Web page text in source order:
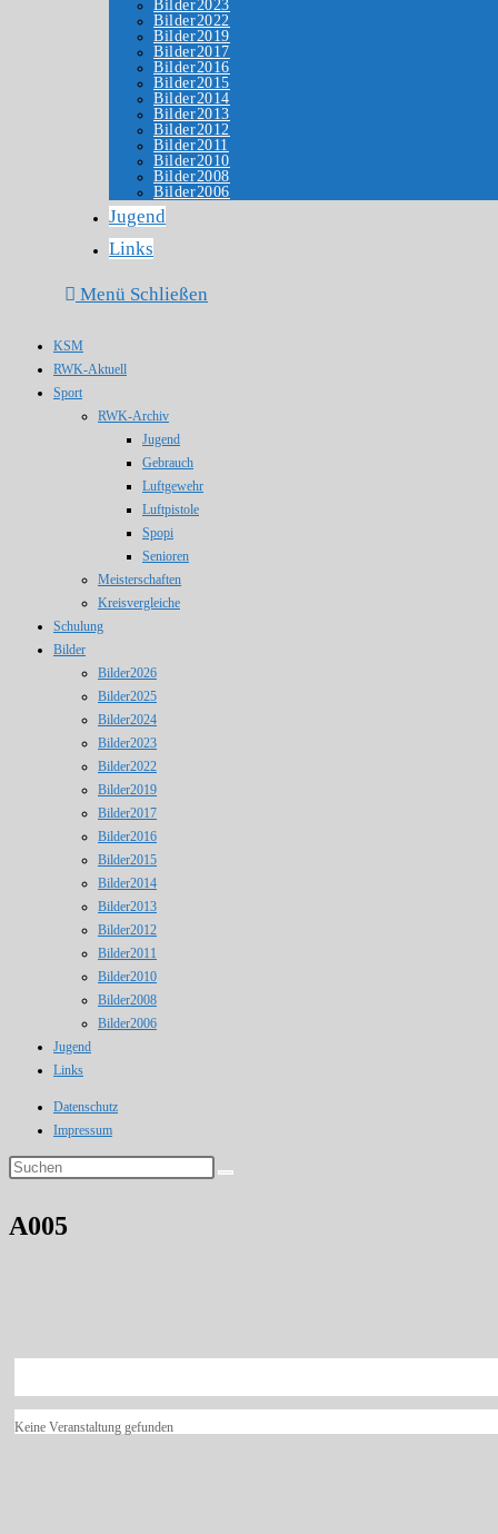
Bilder2023
Bilder2022
Bilder2019
Bilder2017
Bilder2016
Bilder2015
Bilder2014
Bilder2013
Bilder2012
Bilder2011
Bilder2010
Bilder2008
Bilder2006
Jugend
Links
Menü Schließen
KSM
RWK-Aktuell
Sport
RWK-Archiv
Jugend
Gebrauch
Luftgewehr
Luftpistole
Spopi
Senioren
Meisterschaften
Kreisvergleiche
Schulung
Bilder
Bilder2026
Bilder2025
Bilder2024
Bilder2023
Bilder2022
Bilder2019
Bilder2017
Bilder2016
Bilder2015
Bilder2014
Bilder2013
Bilder2012
Bilder2011
Bilder2010
Bilder2008
Bilder2006
Jugend
Links
Datenschutz
Impressum
Diese
Website
A005
Keine Veranstaltung gefunden